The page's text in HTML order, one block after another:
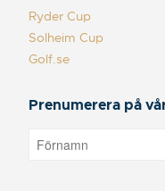
Ryder Cup
Solheim Cup
Golf.se
Prenumerera på